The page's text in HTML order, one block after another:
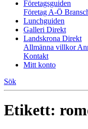
Företagsguiden
Företag A-Ö
Lunchguiden
Galleri Direkt
Landskrona Direkt
Allmänna villkor
Kontakt
Mitt konto
Sök
Etikett: